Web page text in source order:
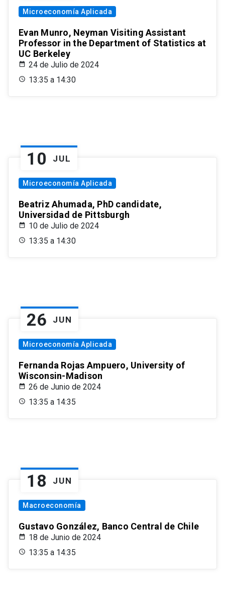
Microeconomía Aplicada
Evan Munro, Neyman Visiting Assistant
Professor in the Department of Statistics at
UC Berkeley
24 de Julio de 2024
13:35 a 14:30
10 JUL
Microeconomía Aplicada
Beatriz Ahumada, PhD candidate,
Universidad de Pittsburgh
10 de Julio de 2024
13:35 a 14:30
26 JUN
Microeconomía Aplicada
Fernanda Rojas Ampuero, University of
Wisconsin-Madison
26 de Junio de 2024
13:35 a 14:35
18 JUN
Macroeconomía
Gustavo González, Banco Central de Chile
18 de Junio de 2024
13:35 a 14:35